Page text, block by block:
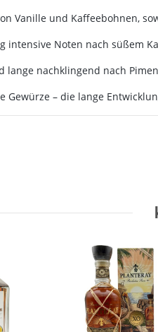
Vanille und Kaffeebohnen,
intensive Noten nach süßem
lange nachklingend nach
Gewürze – die lange